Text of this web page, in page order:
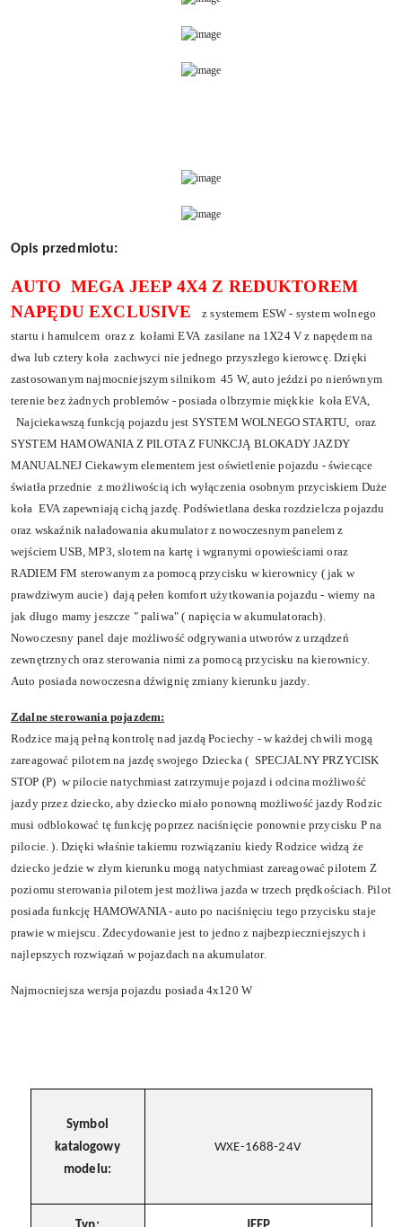
Opis przedmiotu:
AUTO MEGA JEEP 4X4 Z REDUKTOREM
NAPĘDU EXCLUSIVE
z systemem ESW - system wolnego
startu i hamulcem oraz z kołami EVA zasilane na 1X24 V z napędem na
dwa lub cztery koła zachwyci nie jednego przyszłego kierowcę. Dzięki
zastosowanym najmocniejszym silnikom 45 W, auto jeździ po nierównym
terenie bez żadnych problemów - posiada olbrzymie miękkie koła EVA,
Najciekawszą funkcją pojazdu jest SYSTEM WOLNEGO STARTU, oraz
SYSTEM HAMOWANIA Z PILOTA Z FUNKCJĄ BLOKADY JAZDY
MANUALNEJ Ciekawym elementem jest oświetlenie pojazdu - świecące
światła przednie z możliwością ich wyłączenia osobnym przyciskiem Duże
koła EVA zapewniają cichą jazdę. Podświetlana deska rozdzielcza pojazdu
oraz wskaźnik naładowania akumulator z nowoczesnym panelem z
wejściem USB, MP3, slotem na kartę i wgranymi opowieściami oraz
RADIEM FM sterowanym za pomocą przycisku w kierownicy ( jak w
prawdziwym aucie) dają pełen komfort użytkowania pojazdu - wiemy na
jak długo mamy jeszcze " paliwa" ( napięcia w akumulatorach).
Nowoczesny panel daje możliwość odgrywania utworów z urządzeń
zewnętrznych oraz sterowania nimi za pomocą przycisku na kierownicy.
Auto posiada nowoczesna dźwignię zmiany kierunku jazdy.
Zdalne sterowania pojazdem:
Rodzice mają pełną kontrolę nad jazdą Pociechy - w każdej chwili mogą
zareagować pilotem na jazdę swojego Dziecka ( SPECJALNY PRZYCISK
STOP (P) w pilocie natychmiast zatrzymuje pojazd i odcina możliwość
jazdy przez dziecko, aby dziecko miało ponowną możliwość jazdy Rodzic
musi odblokować tę funkcję poprzez naciśnięcie ponownie przycisku P na
pilocie. ). Dzięki właśnie takiemu rozwiązaniu kiedy Rodzice widzą że
dziecko jedzie w złym kierunku mogą natychmiast zareagować pilotem Z
poziomu sterowania pilotem jest możliwa jazda w trzech prędkościach. Pilot
posiada funkcję HAMOWANIA - auto po naciśnięciu tego przycisku staje
prawie w miejscu. Zdecydowanie jest to jedno z najbezpieczniejszych i
najlepszych rozwiązań w pojazdach na akumulator.
Najmocniejsza wersja pojazdu posiada 4x120 W
Symbol
katalogowy
modelu:
WXE-1688-24V